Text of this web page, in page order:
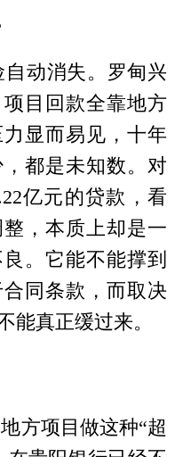
动消失。罗甸兴
目回款全靠地方
显而易见，十年
都是未知数。对
亿元的贷款，看
，本质上却是一
。它能不能撑到
同条款，而取决
能真正缓过来。
方项目做这种“超